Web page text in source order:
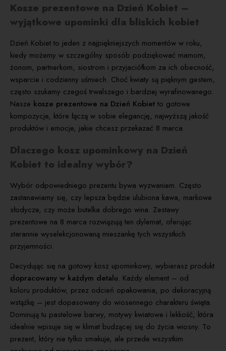
Kosze prezentowe na Dzień Kobiet –
wyjątkowe upominki dla bliskich kobiet
Dzień Kobiet to jeden z najpiękniejszych momentów w roku,
kiedy możemy w szczególny sposób podziękować mamom,
żonom, partnerkom, siostrom i przyjaciółkom za ich obecność,
wsparcie i codzienny uśmiech. Choć kwiaty są pięknym gestem,
często szukamy czegoś trwalszego i bardziej wyrafinowanego.
Nasze kosze prezentowe na Dzień Kobiet to gotowe
kompozycje, które łączą w sobie elegancję, najwyższą jakość
produktów i emocje, jakie chcesz przekazać 8 marca.
Dlaczego kosz upominkowy na Dzień
Kobiet to idealny wybór?
Wybór odpowiedniego prezentu bywa wyzwaniem. Często
zastanawiamy się, czy lepsza będzie ulubiona kawa, markowe
słodycze, czy może butelka dobrego wina. Zestawy
prezentowe na 8 marca rozwiązują ten dylemat, oferując
starannie wyselekcjonowaną mieszankę tych wszystkich
przyjemności.
Decydując się na gotowy kosz upominkowy, wybierasz produkt
dopracowany w każdym detalu. Każdy element – od
koloru produktów, przez odcień opakowania, po dekoracyjną
wstążkę – jest dopasowany do wiosennego charakteru święta.
Dominują tu pastelowe barwy, motywy kwiatowe i lekkość, która
idealnie wpisuje się w klimat budzącej się do życia wiosny. To
prezent, który nie tylko smakuje, ale przede wszystkim